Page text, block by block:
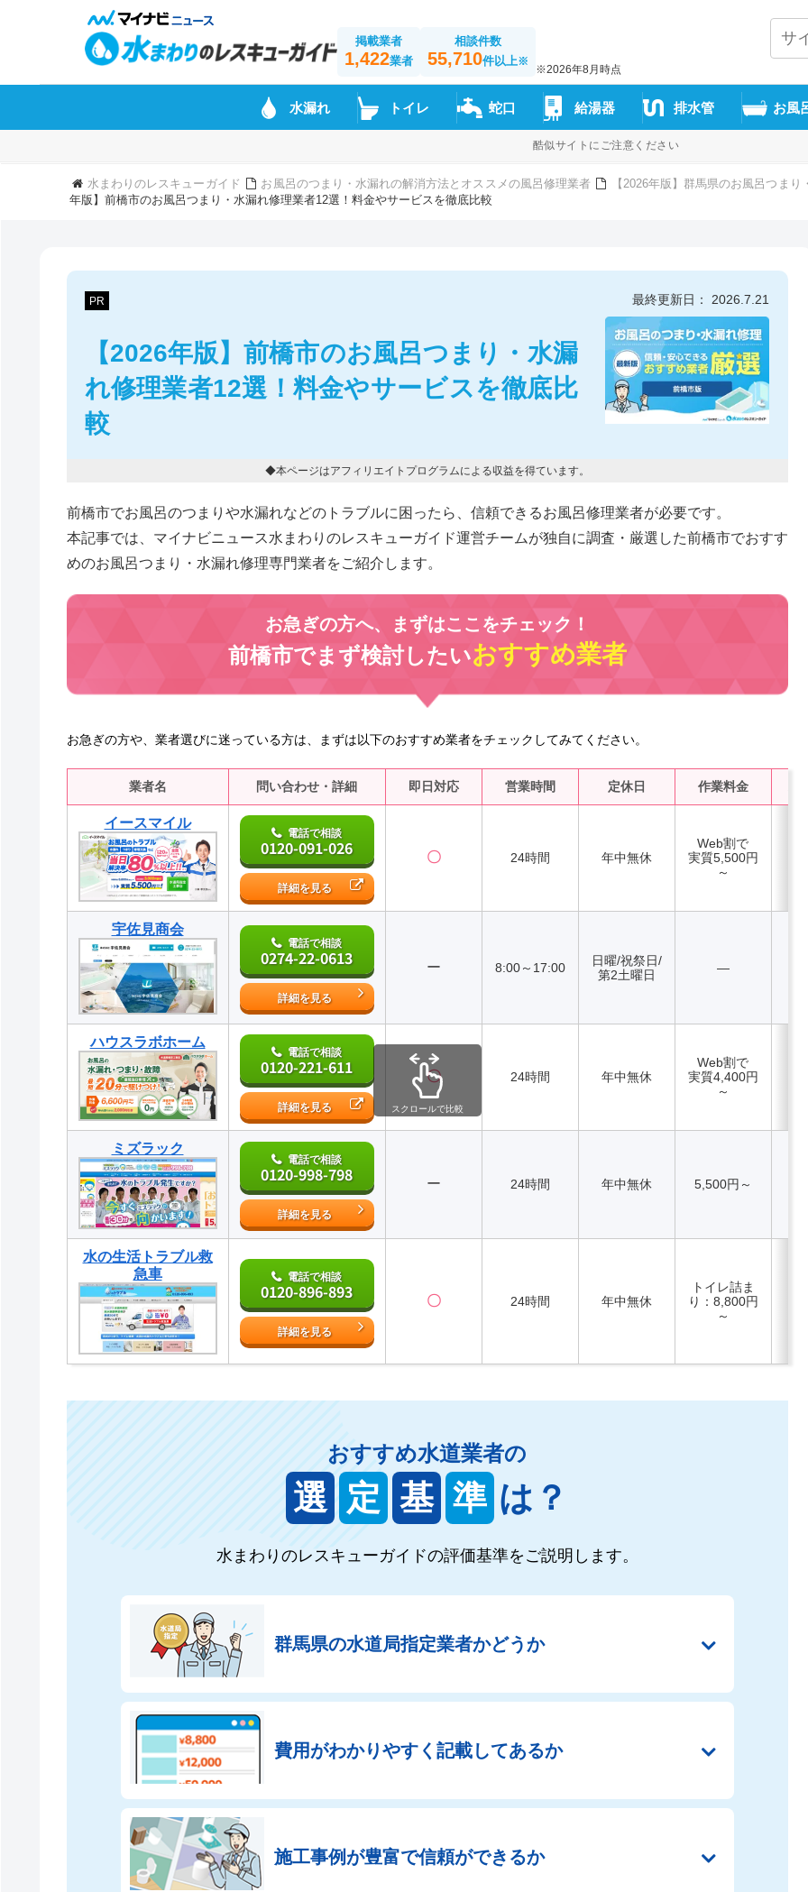
掲載業者
1,422業者
相談件数
55,710件以上※
※2026年8月時点
水漏れ トイレ 蛇口 給湯器 排水管 お風
酷似サイトにご注意ください
水まわりのレスキューガイド お風呂のつまり・水漏れの解消方法とオススメの風呂修理業者
【2026年版】群馬県のお風呂つま
年版】前橋市のお風呂つまり・水漏れ修理業者12選！料金やサービスを徹底比較
PR
【2026年版】前橋市のお風呂つまり・水漏
れ修理業者12選！料金やサービスを徹底比
較
最終更新日： 2026.7.21
◆本ページはアフィリエイトプログラムによる収益を得ています。
前橋市でお風呂のつまりや水漏れなどのトラブルに困ったら、信頼できるお風呂修理業者が必要です。
本記事では、マイナビニュース水まわりのレスキューガイド運営チームが独自に調査・厳選した前橋市でおすす
めのお風呂つまり・水漏れ修理専門業者をご紹介します。
お急ぎの方へ、まずはここをチェック！
前橋市でまず検討したいおすすめ業者
お急ぎの方や、業者選びに迷っている方は、まずは以下のおすすめ業者をチェックしてみてください。
業者名 問い合わせ・詳細 即日対応 営業時間 定休日 作業料金
イースマイル
電話で相談
0120-091-026
詳細を見る
〇 24時間 年中無休
Web割で
実質5,500円
～
宇佐見商会
電話で相談
0274-22-0613
詳細を見る
ー 8:00～17:00
日曜/祝祭日/
第2土曜日
―
ハウスラボホーム
電話で相談
0120-221-611
詳細を見る
〇 24時間 年中無休
Web割で
実質4,400円
～
ミズラック
電話で相談
0120-998-798
詳細を見る
ー 24時間 年中無休 5,500円～
水の生活トラブル救
急車
電話で相談
0120-896-893
詳細を見る
〇 24時間 年中無休
トイレ詰ま
り：8,800円
～
スクロールで比較
おすすめ水道業者の
選 定 基 準 は？
水まわりのレスキューガイドの評価基準をご説明します。
群馬県の水道局指定業者かどうか
費用がわかりやすく 記載してあるか
施工事例が豊富で信頼ができるか